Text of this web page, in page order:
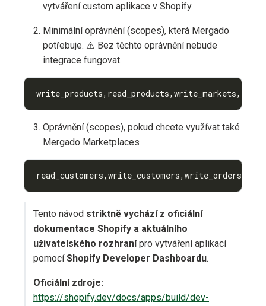
vytváření custom aplikace v Shopify.
Minimální oprávnění (scopes), která Mergado
potřebuje. ⚠️ Bez těchto oprávnění nebude
integrace fungovat.
Oprávnění (scopes), pokud chcete využívat také
Mergado Marketplaces
Tento návod striktně vychází z oficiální
dokumentace Shopify a aktuálního
uživatelského rozhranípro vytváření aplikací
pomocíShopify Developer Dashboardu.
Oficiální zdroje:
https://shopify.dev/docs/apps/build/dev-